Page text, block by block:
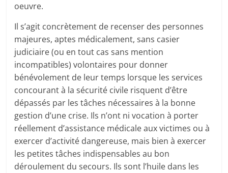
oeuvre.
Il s’agit concrètement de recenser des personnes
majeures, aptes médicalement, sans casier
judiciaire (ou en tout cas sans mention
incompatibles) volontaires pour donner
bénévolement de leur temps lorsque les services
concourant à la sécurité civile risquent d’être
dépassés par les tâches nécessaires à la bonne
gestion d’une crise. Ils n’ont ni vocation à porter
réellement d’assistance médicale aux victimes ou à
exercer d’activité dangereuse, mais bien à exercer
les petites tâches indispensables au bon
déroulement du secours. Ils sont l’huile dans les